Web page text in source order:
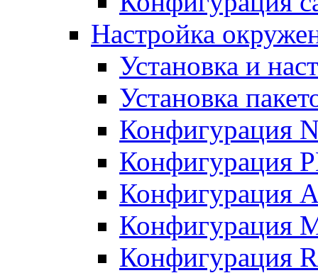
Настройка
Установка и
Установка
Конфигурация
Конфигурация
Конфигурация
Конфигурация
Конфигурация